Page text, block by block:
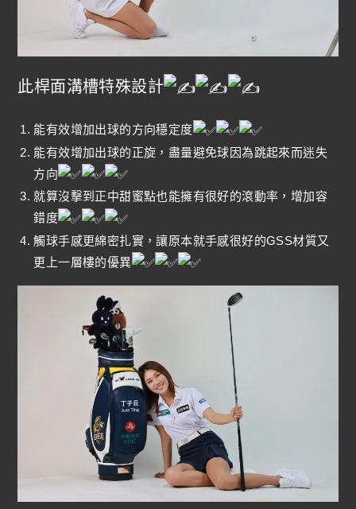
此桿面溝槽特殊設計
能有效增加出球的方向穩定度
能有效增加出球的正旋，盡量避免球因為跳起來而迷失
方向
就算沒擊到正中甜蜜點也能擁有很好的滾動率，增加容
錯度
觸球手感更綿密扎實，讓原本就手感很好的GSS材質又
更上一層樓的優異